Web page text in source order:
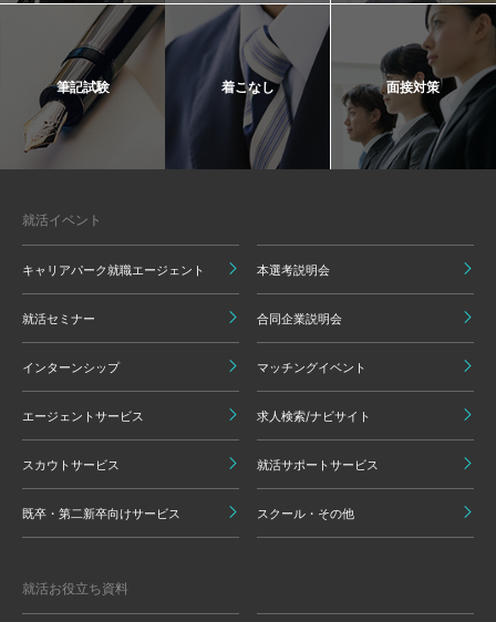
筆記試験 着こなし 面接対策
就活イベント
キャリアパーク就職エージェント 本選考説明会
就活セミナー 合同企業説明会
インターンシップ マッチングイベント
エージェントサービス 求人検索/ナビサイト
スカウトサービス 就活サポートサービス
既卒・第二新卒向けサービス スクール・その他
就活お役立ち資料